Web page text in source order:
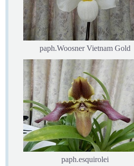
paph.Woosner Vietnam Gold
paph.esquirolei